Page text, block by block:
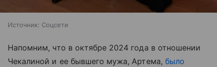
Источник: Соцсети
Напомним, что в октябре 2024 года в отношении
Чекалиной и ее бывшего мужа, Артема, было